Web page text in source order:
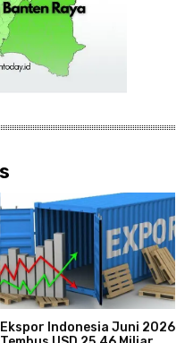
Ekspor Indonesia Juni 2026